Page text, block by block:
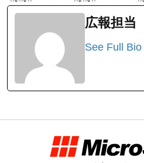
広報担当
See Full Bio